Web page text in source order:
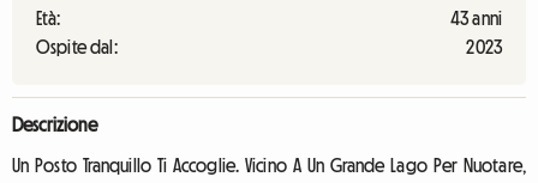
Età:
43 anni
Ospite dal:
2023
Descrizione
Un Posto Tranquillo Ti Accoglie. Vicino A Un Grande Lago Per Nuotare,